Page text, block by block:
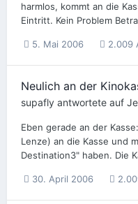
harmlos, kommt an die
Eintritt. Kein Problem
5. Mai 2006 2.009
Neulich an der
supafly antwortete auf
Eben gerade an der
Lenze) an die Kasse und
Destination3" haben. Die
30. April 2006